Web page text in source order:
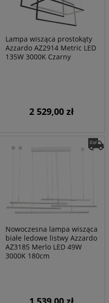
Lampa wisząca prostokąty
Azzardo AZ2914 Metric LED
135W 3000K Czarny
2 529,00 zł
Nowoczesna lampa wisząca
białe ledowe listwy Azzardo
AZ3185 Merlo LED 49W
3000K 180cm